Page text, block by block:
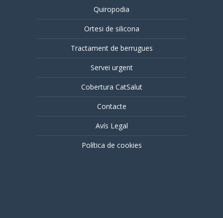
Quiropodia
Ortesi de silicona
Tractament de berrugues
Servei urgent
Cobertura CatSalut
Contacte
Avís Legal
Política de cookies